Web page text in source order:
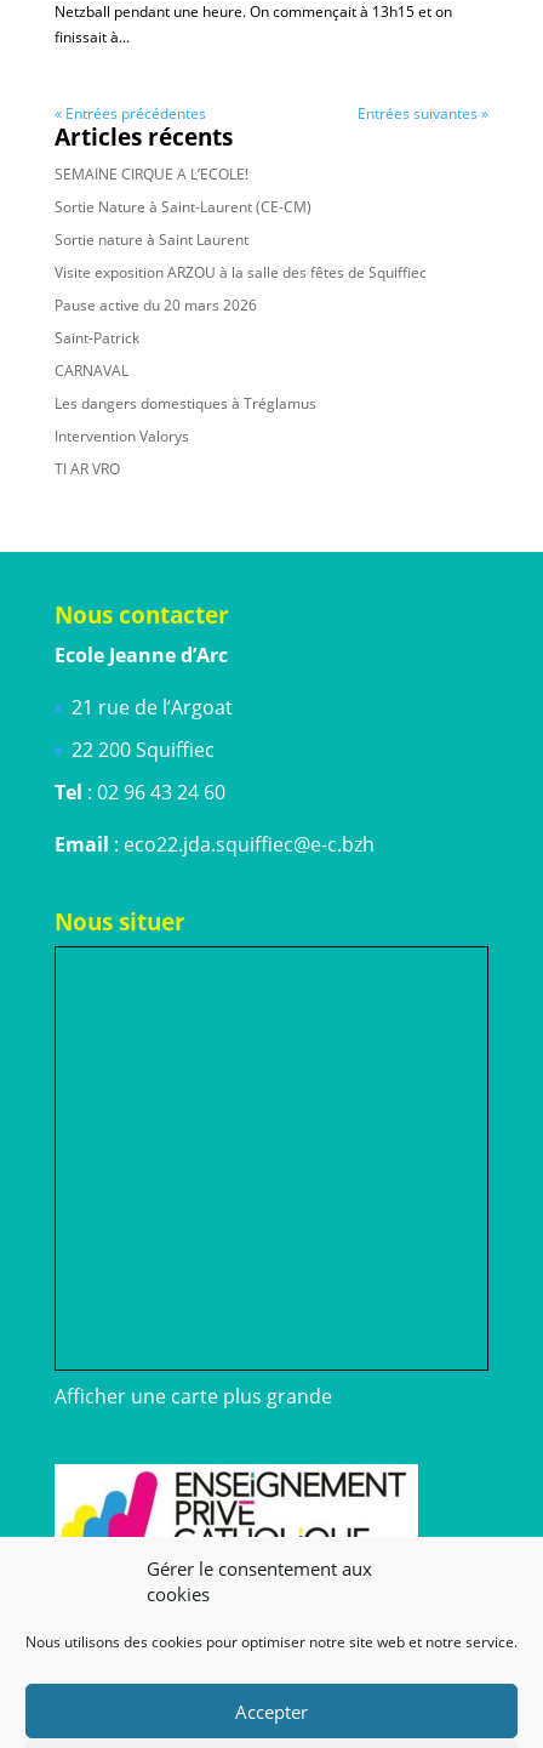
Gérer le consentement aux
cookies
Nous utilisons des cookies pour optimiser notre site web et notre service.
Accepter
Netzball pendant une heure. On commençait à 13h15 et on
finissait à...
« Entrées précédentes Entrées suivantes »
Articles récents
SEMAINE CIRQUE A L’ECOLE!
Sortie Nature à Saint-Laurent (CE-CM)
Sortie nature à Saint Laurent
Visite exposition ARZOU à la salle des fêtes de Squiffiec
Pause active du 20 mars 2026
Saint-Patrick
CARNAVAL
Les dangers domestiques à Tréglamus
Intervention Valorys
TI AR VRO
Nous contacter
Ecole Jeanne d’Arc
21 rue de l’Argoat
22 200 Squiffiec
Tel : 02 96 43 24 60
Email : eco22.jda.squiffiec@e-c.bzh
Nous situer
Afficher une carte plus grande
Nos liens
Lien admin